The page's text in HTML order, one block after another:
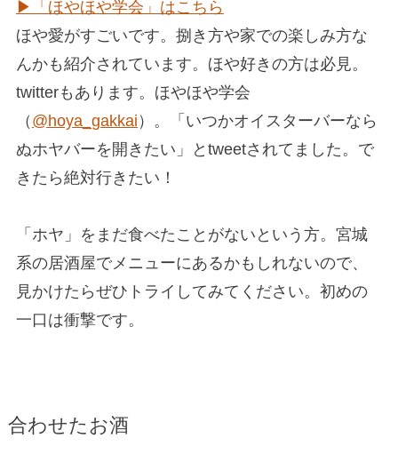
▶︎「ほやほや学会」はこちら
ほや愛がすごいです。捌き方や家での楽しみ方な
んかも紹介されています。ほや好きの方は必見。
twitterもあります。ほやほや学会
（ @hoya_gakkai ）。「いつかオイスターバーなら
ぬホヤバーを開きたい」とtweetされてました。で
きたら絶対行きたい！
「ホヤ」をまだ食べたことがないという方。宮城
系の居酒屋でメニューにあるかもしれないので、
見かけたらぜひトライしてみてください。初めの
一口は衝撃です。
合わせたお酒